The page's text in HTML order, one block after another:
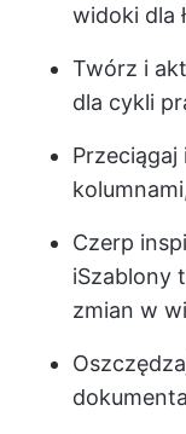
widoki dla
Twórz i
dla cykli
Przeciągaj
Czerp
iSzablony
zmian w